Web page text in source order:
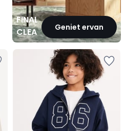
FINAL
CLEARANCEGeniet ervan